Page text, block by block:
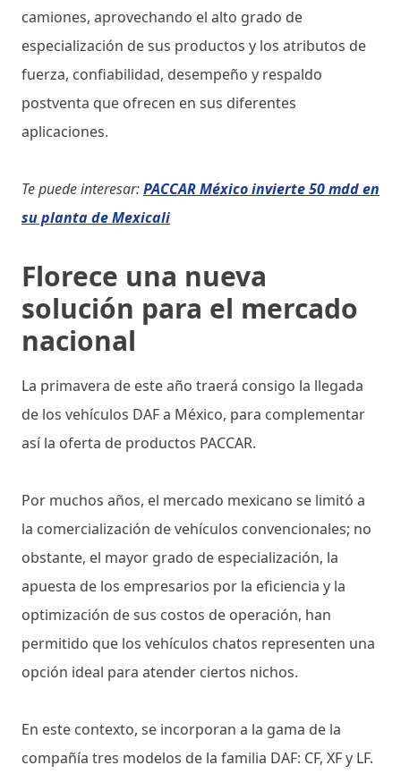
camiones, aprovechando el alto grado de
especialización de sus productos y los atributos de
fuerza, confiabilidad, desempeño y respaldo
postventa que ofrecen en sus diferentes
aplicaciones.
Te puede interesar:PACCAR México invierte 50 mdd en
su planta de Mexicali
Florece una nueva
solución para el mercado
nacional
La primavera de este año traerá consigo la llegada
de los vehículos DAF a México, para complementar
así la oferta de productos PACCAR.
Por muchos años, el mercado mexicano se limitó a
la comercialización de vehículos convencionales; no
obstante, el mayor grado de especialización, la
apuesta de los empresarios por la eficiencia y la
optimización de sus costos de operación, han
permitido que los vehículos chatos representen una
opción ideal para atender ciertos nichos.
En este contexto, se incorporan a la gama de la
compañía tres modelos de la familia DAF: CF, XF y LF.